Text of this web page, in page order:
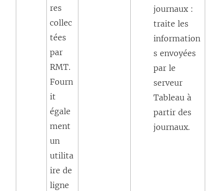
res
collec
tées
par
RMT.
Fourn
it
égale
ment
un
utilita
ire de
ligne
journaux :
traite les
information
s envoyées
par le
serveur
Tableau à
partir des
journaux.